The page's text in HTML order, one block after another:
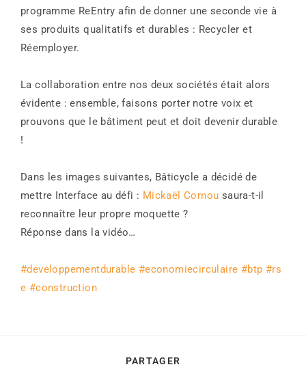
programme ReEntry afin de donner une seconde vie à
ses produits qualitatifs et durables : Recycler et
Réemployer.
La collaboration entre nos deux sociétés était alors
évidente : ensemble, faisons porter notre voix et
prouvons que le bâtiment peut et doit devenir durable
!
Dans les images suivantes, Bâticycle a décidé de
mettre Interface au défi : Mickaël Cornou saura-t-il
reconnaître leur propre moquette ?
Réponse dans la vidéo…
#developpementdurable #economiecirculaire #btp #rs
e #construction
PARTAGER